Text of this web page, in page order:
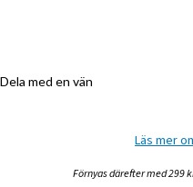
Dela med en vän
Läs mer
Förnyas därefter med 299